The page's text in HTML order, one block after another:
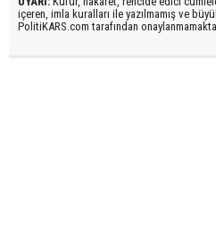
içeren, imla kuralları ile yazılmamış ve
PolitiKARS.com tarafından